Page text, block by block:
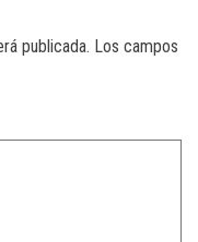
publicada. Los campos